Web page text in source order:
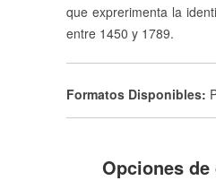
que exprerimenta la
entre 1450 y 1789.
Formatos Disponibles:
Opciones de